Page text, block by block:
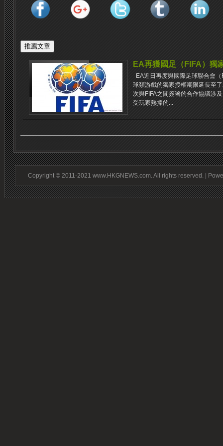
EA再獲國足（FIFA）獨
EA近日再度與國際足球聯合會
球類游戲的獨家授權期限延長至
次與FIFA之間簽署的合作協議涉
受玩家熱捧的...
Copyright © 2011-2021 www.HKGNEWS.com. All rights reserved. |